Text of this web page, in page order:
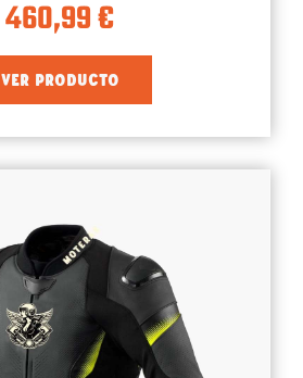
460,99€
VER PRODUCTO